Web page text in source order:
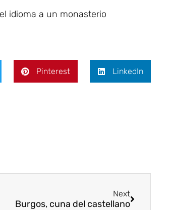
idioma a un monasterio
Pinterest LinkedIn
Next
Burgos, cuna del castellano